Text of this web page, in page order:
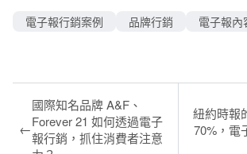
電子報行銷案例 品牌行銷 電子報內
←
國際知名品牌 A&F、
Forever 21 如何透過電子
報行銷，抓住消費者注意
紐約時報
70%，電